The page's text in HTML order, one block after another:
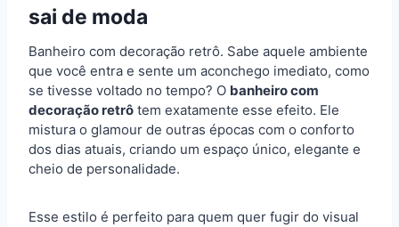
sai de moda
Banheiro com decoração retrô. Sabe aquele ambiente
que você entra e sente um aconchego imediato, como
se tivesse voltado no tempo? O banheiro com
decoração retrô tem exatamente esse efeito. Ele
mistura o glamour de outras épocas com o conforto
dos dias atuais, criando um espaço único, elegante e
cheio de personalidade.
Esse estilo é perfeito para quem quer fugir do visual